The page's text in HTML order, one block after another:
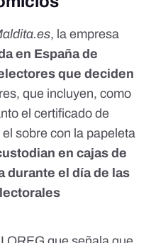
, la empresa
en España de
que deciden
que incluyen, como
el certificado de
sobre con la papeleta
en cajas de
durante el día de las